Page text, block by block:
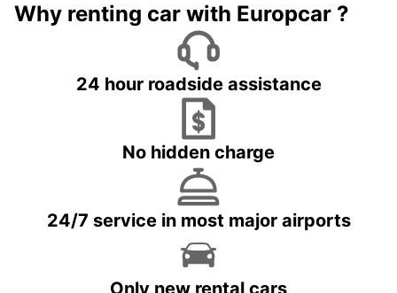
Why renting car with Europcar ?
24 hour roadside assistance
No hidden charge
24/7 service in most major airports